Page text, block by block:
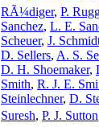
RÃ¼diger, P.
Sanchez, L. E.
Scheuer, J.
D. Sellers, A. S.
D. H. Shoemaker,
Smith, R. J. E.
Steinlechner, D.
Suresh, P. J. Sutton